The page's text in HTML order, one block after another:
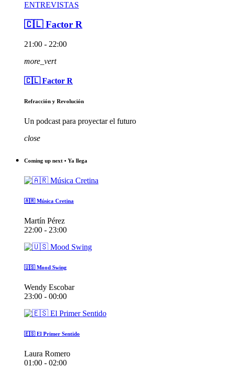
ENTREVISTAS
🇨🇱 Factor R
21:00 - 22:00
more_vert
🇨🇱 Factor R
Refracción y Revolución
Un podcast para proyectar el futuro
close
Coming up next • Ya llega
🇦🇷 Música Cretina
Martín Pérez
22:00 - 23:00
🇺🇸 Mood Swing
Wendy Escobar
23:00 - 00:00
🇪🇸 El Primer Sentido
Laura Romero
01:00 - 02:00